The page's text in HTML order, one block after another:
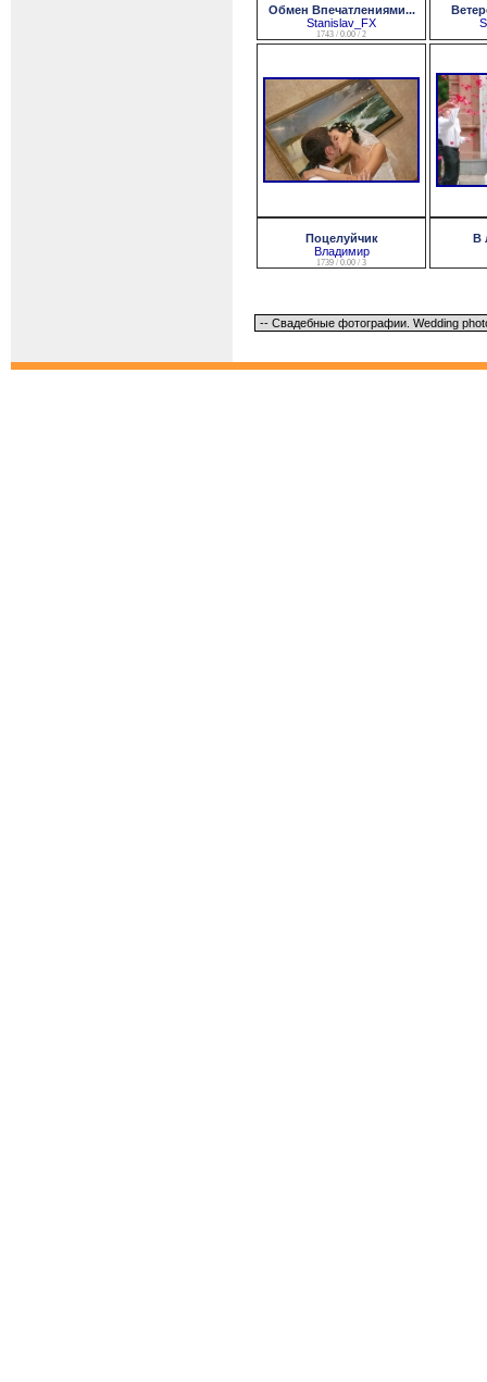
Обмен Впечатлениями...
Stanislav_FX
1743 / 0.00 / 2
Поцелуйчик
Владимир
1739 / 0.00 / 3
В